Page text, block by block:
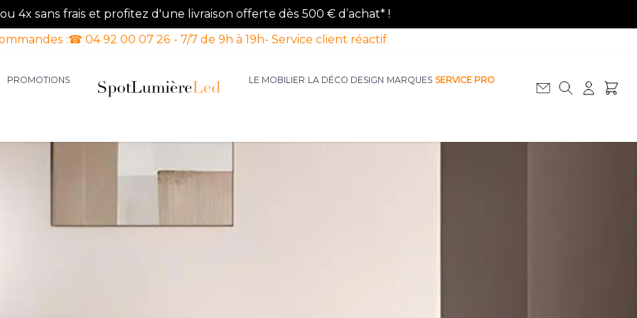
4x sans frais et profitez d'une livraison offerte dès 500 € d’achat* !
:☎ 04 92 00 07 26 - 7/7 de 9h à 19h- Service client réactif
PROMOTIONS LE MOBILIER LA DÉCO DESIGN MARQUES SERVICE PRO